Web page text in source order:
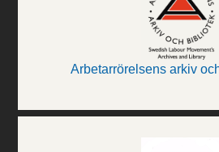
Arbetarrörelsens arkiv